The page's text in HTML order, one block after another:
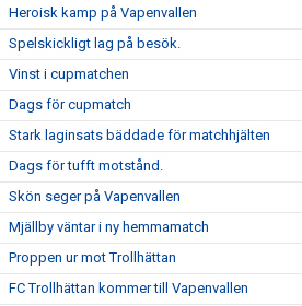
Heroisk kamp på Vapenvallen
Spelskickligt lag på besök.
Vinst i cupmatchen
Dags för cupmatch
Stark laginsats bäddade för matchhjälten
Dags för tufft motstånd.
Skön seger på Vapenvallen
Mjällby väntar i ny hemmamatch
Proppen ur mot Trollhättan
FC Trollhättan kommer till Vapenvallen